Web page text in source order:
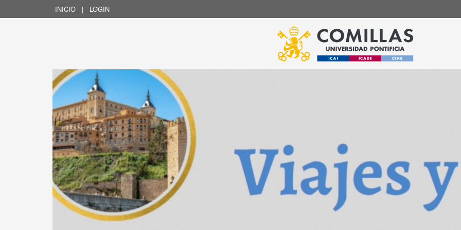
INICIO | LOGIN